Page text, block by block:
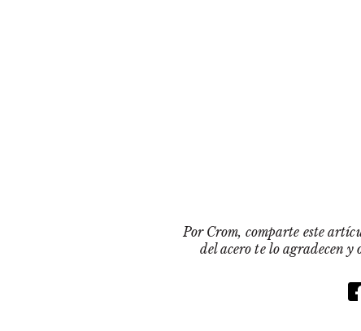
Por Crom, comparte este
del acero te lo agradecen y